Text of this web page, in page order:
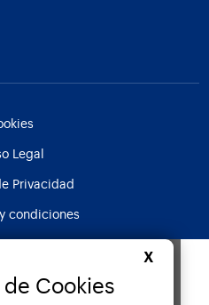
Legal
Privacidad
y condiciones
X
Cookies